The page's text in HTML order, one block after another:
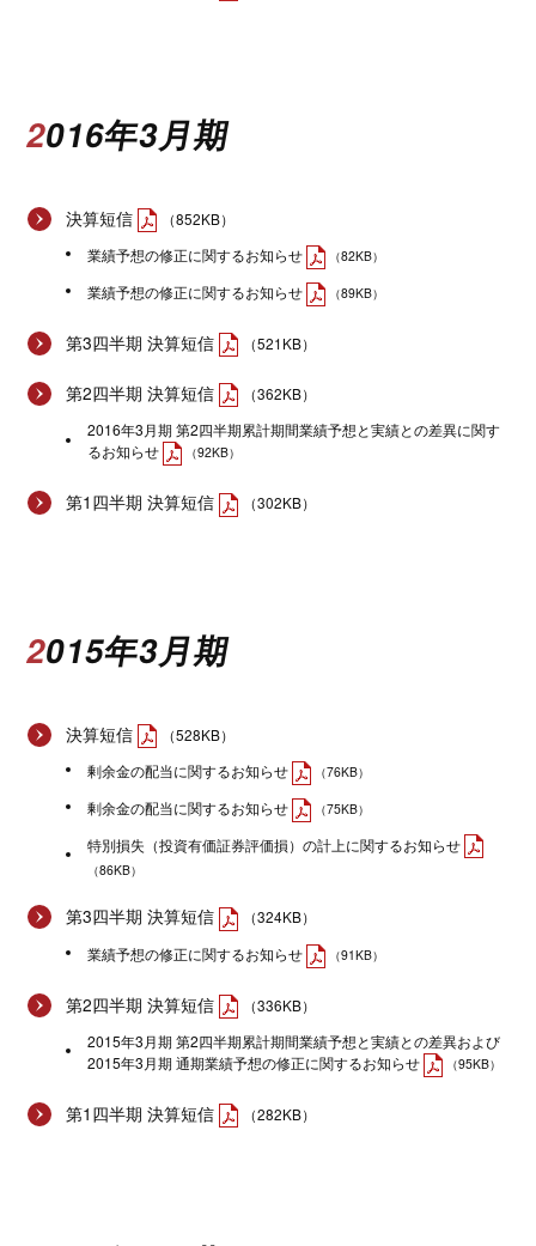
2016年3月期
決算短信
（852KB）
業績予想の修正に関するお知らせ
（82KB）
業績予想の修正に関するお知らせ （89KB）
第3四半期 決算短信 （521KB）
第2四半期 決算短信
（362KB）
2016年3月期 第2四半期累計期間業績予想と実績との差異に関す
るお知らせ
（92KB）
第1四半期 決算短信 （302KB）
2015年3月期
決算短信
（528KB）
剰余金の配当に関するお知らせ
（76KB）
剰余金の配当に関するお知らせ （75KB）
特別損失（投資有価証券評価損）の計上に関するお知らせ
（86KB）
第3四半期 決算短信
（324KB）
業績予想の修正に関するお知らせ
（91KB）
第2四半期 決算短信
（336KB）
2015年3月期 第2四半期累計期間業績予想と実績との差異および
2015年3月期 通期業績予想の修正に関するお知らせ
（95KB）
第1四半期 決算短信 （282KB）